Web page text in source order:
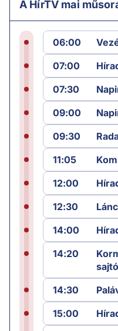
A HírTV mai
06:00
07:00
07:30
09:00
09:30
11:05
12:00
12:30
14:00
14:20
14:30
15:00